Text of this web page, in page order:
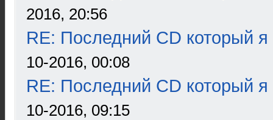
2016, 20:56
RE: Последний CD который я
10-2016, 00:08
RE: Последний CD который я
10-2016, 09:15